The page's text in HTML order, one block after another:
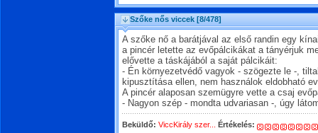
Szőke nős viccek [8/478]
A szőke nő a barátjával az első randin egy
a pincér letette az evőpálcikákat a tányérjuk
elővette a táskájából a saját pálcikáit:
- Én környezetvédő vagyok - szögezte le -,
kipusztítása ellen, nem használok eldobható
A pincér alaposan szemügyre vette a csaj
- Nagyon szép - mondta udvariasan -, úgy
Beküldő: ViccKirály szer... Értékelés: